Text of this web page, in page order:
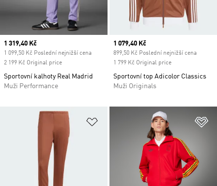
Current price
1 319,40 Kč
1 099,50 Kč Poslední nejnižší cena
2 199 Kč Original price
Sportovní kalhoty Real Madrid
Muži Performance
Current price
1 079,40 Kč
899,50 Kč Poslední nejnižší cena
1 799 Kč Original price
Sportovní top Adicolor Classics
Muži Originals
Přidat do seznamu přání